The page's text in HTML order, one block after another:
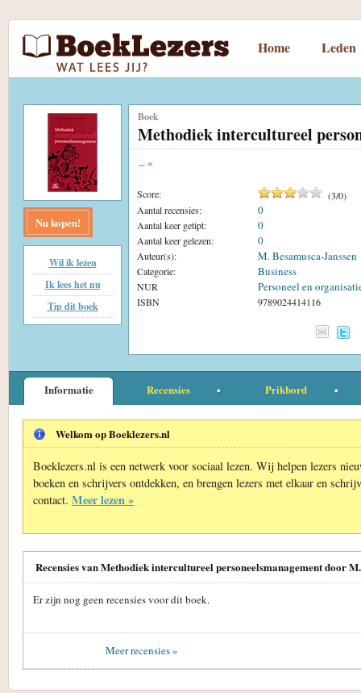
Home Leden
Nu kopen!
Wil ik lezen
Ik lees het nu
Tip dit boek
Boek
Methodiek intercultureel
... «
Score: (3/0)
Aantal recensies:
0
Aantal keer getipt: 0
Aantal keer gelezen: 0
Auteur(s): M. Besamusca-Janssen
Categorie: Business
NUR Personeel en
ISBN 9789024414116
Informatie Recensies Prikbord
Welkom op Boeklezers.nl
Boeklezers.nl is een netwerk voor sociaal lezen. Wij helpen lezers
boeken en schrijvers ontdekken, en brengen lezers met elkaar en
contact. Meer lezen »
Recensies van Methodiek intercultureel personeelsmanagement door
Er zijn nog geen recensies voor dit boek.
Meer recensies »